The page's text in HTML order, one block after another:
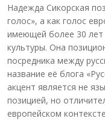
Надежда Сикорская
голос», а как голос
имеющей более 30 лет
культуры. Она
посредника между
название её блога
акцент является не
позицией, но
европейском